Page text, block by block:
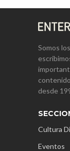
Somos
desde
Cultura
Eventos